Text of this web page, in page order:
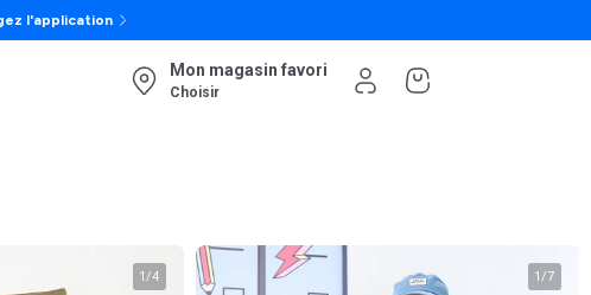
l'application
Mon magasin favori
Choisir
1/4 1/7